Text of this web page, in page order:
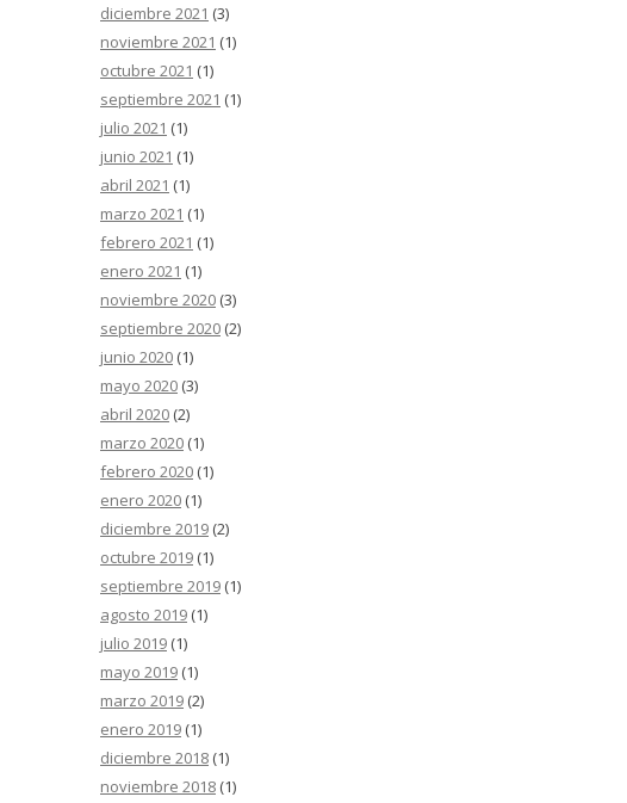
diciembre 2021 (3)
noviembre 2021 (1)
octubre 2021 (1)
septiembre 2021 (1)
julio 2021 (1)
junio 2021 (1)
abril 2021 (1)
marzo 2021 (1)
febrero 2021 (1)
enero 2021 (1)
noviembre 2020 (3)
septiembre 2020 (2)
junio 2020 (1)
mayo 2020 (3)
abril 2020 (2)
marzo 2020 (1)
febrero 2020 (1)
enero 2020 (1)
diciembre 2019 (2)
octubre 2019 (1)
septiembre 2019 (1)
agosto 2019 (1)
julio 2019 (1)
mayo 2019 (1)
marzo 2019 (2)
enero 2019 (1)
diciembre 2018 (1)
noviembre 2018 (1)